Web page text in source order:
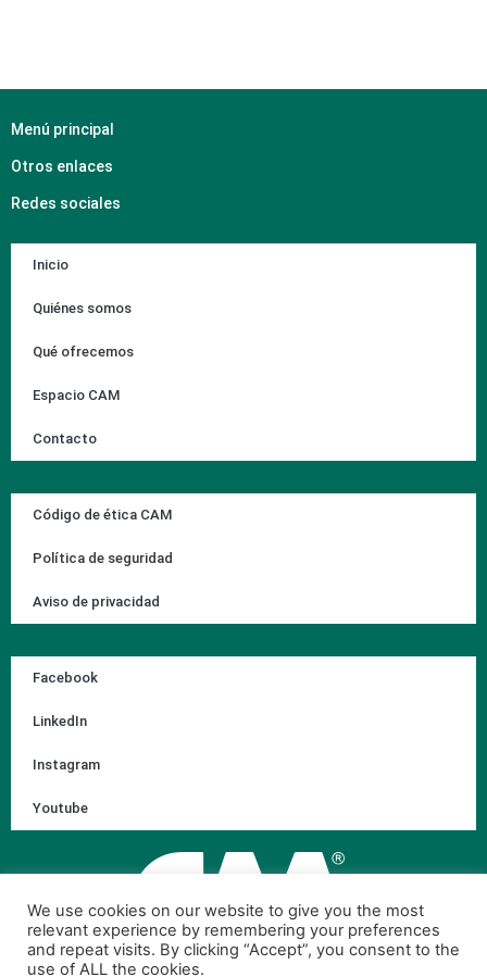
Menú principal
Otros enlaces
Redes sociales
Inicio
Quiénes somos
Qué ofrecemos
Espacio CAM
Contacto
Código de ética CAM
Política de seguridad
Aviso de privacidad
Facebook
LinkedIn
Instagram
Youtube
We use cookies on our website to give you the most
relevant experience by remembering your preferences
and repeat visits. By clicking “Accept”, you consent to the
use of ALL the cookies.